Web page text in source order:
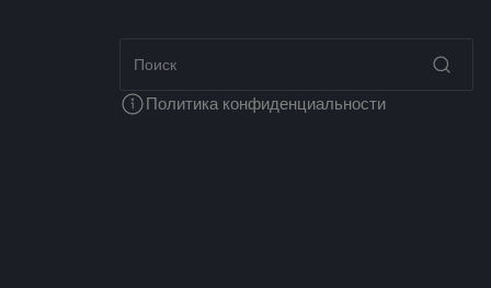
Политика конфиденциальности